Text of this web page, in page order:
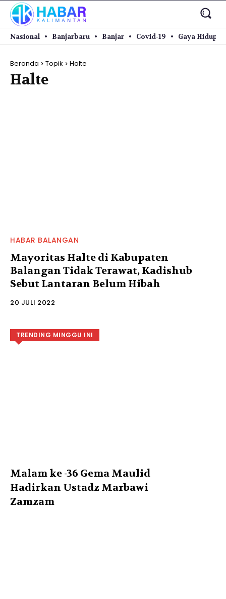
Nasional Banjarbaru Banjar Covid-19 Gaya Hidup
Beranda Topik Halte
Halte
HABAR BALANGAN
Mayoritas Halte di Kabupaten
Balangan Tidak Terawat, Kadishub
Sebut Lantaran Belum Hibah
20 JULI 2022
TRENDING MINGGU INI
Malam ke -36 Gema Maulid
Hadirkan Ustadz Marbawi
Zamzam